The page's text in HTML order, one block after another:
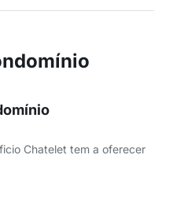
Chatelet tem a oferecer